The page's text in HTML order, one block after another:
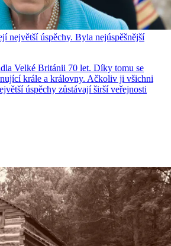
největší úspěchy. Byla nejúspěšnější
Velké Británii 70 let. Díky tomu se
krále a královny. Ačkoliv ji všichni
úspěchy zůstávají širší veřejnosti